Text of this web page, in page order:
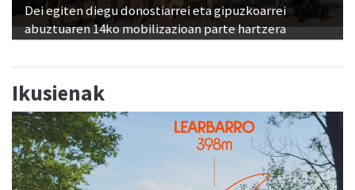
Dei egiten diegu donostiarrei eta gipuzkoarrei
abuztuaren 14ko mobilizazioan parte hartzera
Ikusienak